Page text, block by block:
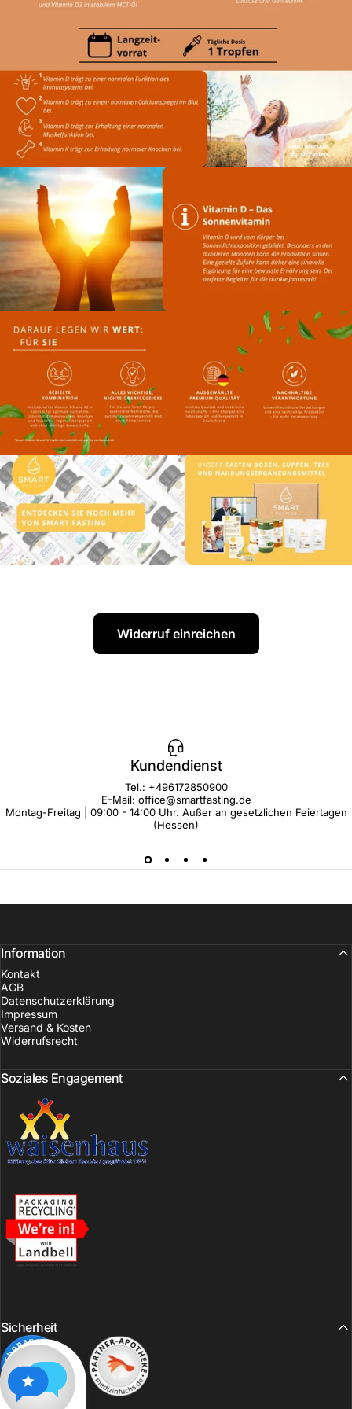
Zunge, weil ich
habe, dass es so
besser
aufgenommen
wird. Insgesamt
eine einfache
Art, Vitamin D3
und K2
ergänzen.
Widerruf einreichen
Kundendienst
Tel.: +496172850900
E-Mail: office@smartfasting.de
Montag-Freitag | 09:00 - 14:00 Uhr. Außer an gesetzlichen Feiertagen
(Hessen)
Information
Kontakt
AGB
Datenschutzerklärung
Impressum
Versand & Kosten
Widerrufsrecht
Soziales Engagement
Sicherheit